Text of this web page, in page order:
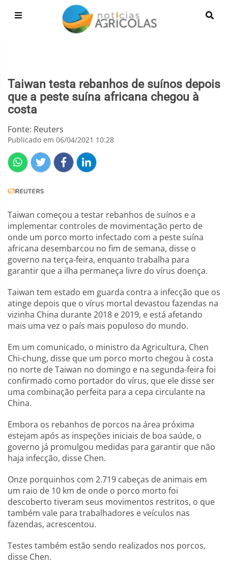
Taiwan testa rebanhos de suínos depois
que a peste suína africana chegou à
costa
Fonte: Reuters
Publicado em 06/04/2021 10:28
Taiwan começou a testar rebanhos de suínos e a
implementar controles de movimentação perto de
onde um porco morto infectado com a peste suína
africana desembarcou no fim de semana, disse o
governo na terça-feira, enquanto trabalha para
garantir que a ilha permaneça livre do vírus doença.
Taiwan tem estado em guarda contra a infecção que os
atinge depois que o vírus mortal devastou fazendas na
vizinha China durante 2018 e 2019, e está afetando
mais uma vez o país mais populoso do mundo.
Em um comunicado, o ministro da Agricultura, Chen
Chi-chung, disse que um porco morto chegou à costa
no norte de Taiwan no domingo e na segunda-feira foi
confirmado como portador do vírus, que ele disse ser
uma combinação perfeita para a cepa circulante na
China.
Embora os rebanhos de porcos na área próxima
estejam após as inspeções iniciais de boa saúde, o
governo já promulgou medidas para garantir que não
haja infecção, disse Chen.
Onze porquinhos com 2.719 cabeças de animais em
um raio de 10 km de onde o porco morto foi
descoberto tiveram seus movimentos restritos, o que
também vale para trabalhadores e veículos nas
fazendas, acrescentou.
Testes também estão sendo realizados nos porcos,
disse Chen.